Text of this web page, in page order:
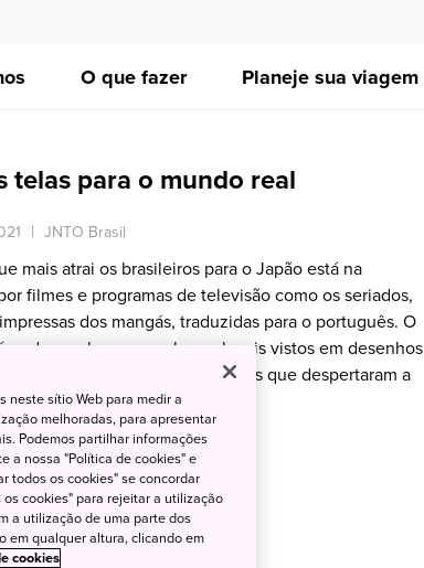
O que fazer Planeje sua viagem
telas para o mundo real
JNTO Brasil
mais atrai os brasileiros para o Japão está na
filmes e programas de televisão como os seriados,
dos mangás, traduzidas para o português. O
poder sonhar em conhecer locais vistos em desenhos
real? Confira alguns exemplos que despertaram a
longo dos anos pelas telas!
neste sítio Web para medir a
melhoradas, para apresentar
Podemos partilhar informações
a nossa "Política de cookies" e
todos os cookies" se concordar
cookies" para rejeitar a utilização
a utilização de uma parte dos
em qualquer altura, clicando em
cookies